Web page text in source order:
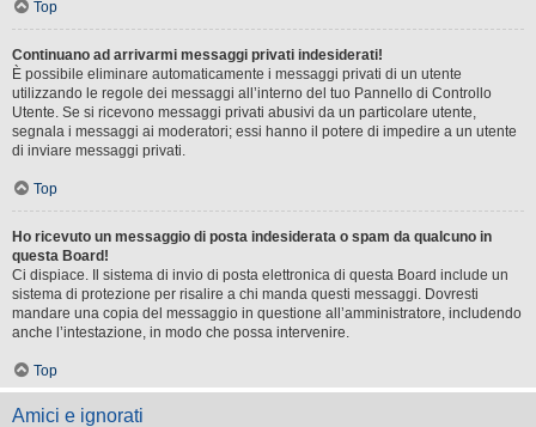
Top
Continuano ad arrivarmi messaggi privati indesiderati!
È possibile eliminare automaticamente i messaggi privati ​​di un utente
utilizzando le regole dei messaggi all’interno del tuo Pannello di Controllo
Utente. Se si ricevono messaggi privati ​​abusivi da un particolare utente,
segnala i messaggi ai moderatori; essi hanno il potere di impedire a un utente
di inviare messaggi privati​​.
Top
Ho ricevuto un messaggio di posta indesiderata o spam da qualcuno in
questa Board!
Ci dispiace. Il sistema di invio di posta elettronica di questa Board include un
sistema di protezione per risalire a chi manda questi messaggi. Dovresti
mandare una copia del messaggio in questione all’amministratore, includendo
anche l’intestazione, in modo che possa intervenire.
Top
Amici e ignorati